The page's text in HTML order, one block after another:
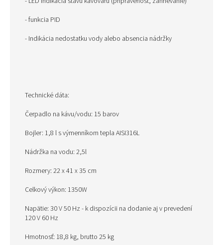
- funkcia PID
- Indikácia nedostatku vody alebo absencia nádržky
Technické dáta:
Čerpadlo na kávu/vodu: 15 barov
Bojler: 1,8 l s výmenníkom tepla AISI316L
Nádržka na vodu: 2,5l
Rozmery: 22 x 41 x 35 cm
Celkový výkon: 1350W
Napätie: 30 V 50 Hz - k dispozícii na dodanie aj v prevedení
120 V 60 Hz
Hmotnosť: 18,8 kg, brutto 25 kg